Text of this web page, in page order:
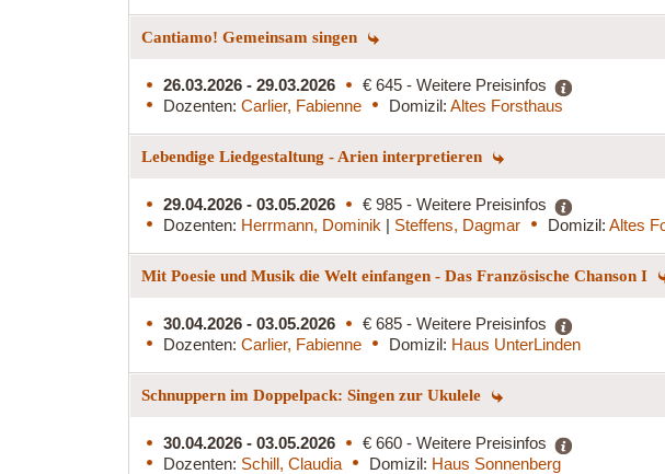
Cantiamo! Gemeinsam singen
26.03.2026 - 29.03.2026
€ 645 - Weitere Preisinfos
Dozenten: Carlier, Fabienne Domizil: Altes Forsthaus
Lebendige Liedgestaltung - Arien interpretieren
29.04.2026 - 03.05.2026
€ 985 - Weitere Preisinfos
Dozenten: Herrmann, Dominik | Steffens, Dagmar Domizil: Altes
Mit Poesie und Musik die Welt einfangen - Das Französische Chanson I
30.04.2026 - 03.05.2026
€ 685 - Weitere Preisinfos
Dozenten: Carlier, Fabienne Domizil: Haus UnterLinden
Schnuppern im Doppelpack: Singen zur Ukulele
30.04.2026 - 03.05.2026
€ 660 - Weitere Preisinfos
Dozenten: Schill, Claudia Domizil: Haus Sonnenberg